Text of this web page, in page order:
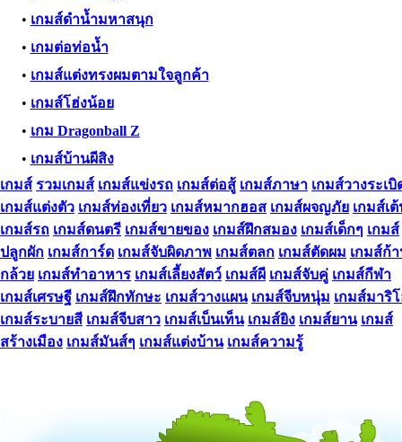
• เกมส์ดำน้ำมหาสนุก
• เกมต่อท่อน้ำ
• เกมส์แต่งทรงผมตามใจลูกค้า
• เกมส์โฮ่งน้อย
• เกม Dragonball Z
• เกมส์บ้านผีสิง
เกมส์ รวมเกมส์ เกมส์แข่งรถ เกมส์ต่อสู้ เกมส์ภาษา เกมส์วางระเบิ
เกมส์แต่งตัว เกมส์ท่องเที่ยว เกมส์หมากฮอส เกมส์ผจญภัย เกมส์เ
เกมส์รถ เกมส์ดนตรี เกมส์ขายของ เกมส์ฝึกสมอง เกมส์เด็กๆ เกมส์
ปลูกผัก เกมส์การ์ด เกมส์จับผิดภาพ เกมส์ตลก เกมส์ตัดผม เกมส์ก้
กล้วย เกมส์ทําอาหาร เกมส์เลี้ยงสัตว์ เกมส์ผี เกมส์จับคู่ เกมส์กีฬา
เกมส์เศรษฐี เกมส์ฝึกทักษะ เกมส์วางแผน เกมส์จีบหนุ่ม เกมส์มาริ
เกมส์ระบายสี เกมส์จีบสาว เกมส์เบ็นเท็น เกมส์ยิง เกมส์ยาน เกมส์
สร้างเมือง เกมส์มันส์ๆ เกมส์แต่งบ้าน เกมส์ความรู้